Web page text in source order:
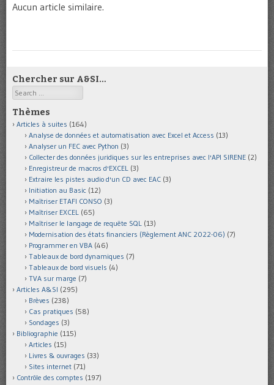
Aucun article similaire.
Chercher sur A&SI…
Search
Thèmes
Articles à suites (164)
Analyse de données et automatisation avec Excel et Access (13)
Analyser un FEC avec Python (3)
Collecter des données juridiques sur les entreprises avec l'API SIRENE (2)
Enregistreur de macros d'EXCEL (3)
Extraire les pistes audio d'un CD avec EAC (3)
Initiation au Basic (12)
Maîtriser ETAFI CONSO (3)
Maîtriser EXCEL (65)
Maîtriser le langage de requête SQL (13)
Modernisation des états financiers (Règlement ANC 2022-06) (7)
Programmer en VBA (46)
Tableaux de bord dynamiques (7)
Tableaux de bord visuels (4)
TVA sur marge (7)
Articles A&SI (295)
Brèves (238)
Cas pratiques (58)
Sondages (3)
Bibliographie (115)
Articles (15)
Livres & ouvrages (33)
Sites internet (71)
Contrôle des comptes (197)